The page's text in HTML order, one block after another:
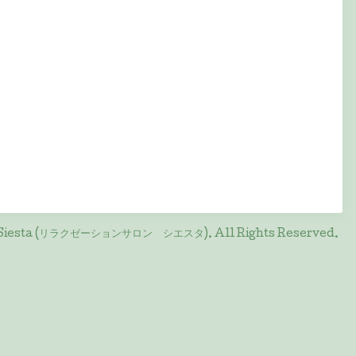
(リラクゼーションサロン シエスタ). All Rights Reserved.